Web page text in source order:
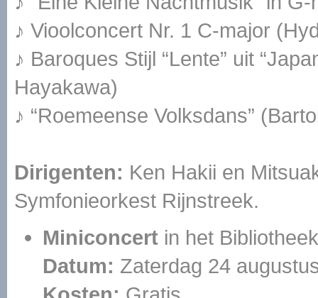
♪ Vioolconcert Nr. 1 C-major
♪ Baroques Stijl “Lente” uit
Hayakawa)
♪ “Roemeense Volksdans”
Dirigenten: Ken Hakii en
Symfonieorkest Rijnstreek.
Miniconcert in het
Datum: Zaterdag 24